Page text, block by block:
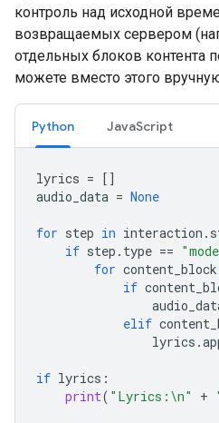
контроль над исходной
возвращаемых сервером
отдельных блоков контента
можете вместо этого
Python JavaScript
lyrics = []
audio_data = None
for step in interaction .
if step . type ==
for content_block
if
elif
lyrics .
if lyrics :
print( "Lyrics: \n" +